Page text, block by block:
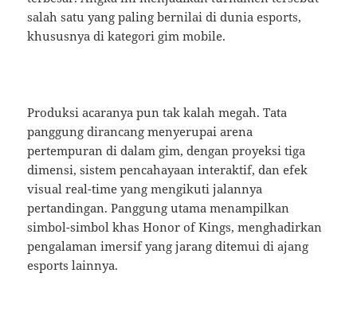
salah satu yang paling bernilai di dunia esports,
khususnya di kategori gim mobile.
Produksi acaranya pun tak kalah megah. Tata
panggung dirancang menyerupai arena
pertempuran di dalam gim, dengan proyeksi tiga
dimensi, sistem pencahayaan interaktif, dan efek
visual real-time yang mengikuti jalannya
pertandingan. Panggung utama menampilkan
simbol-simbol khas Honor of Kings, menghadirkan
pengalaman imersif yang jarang ditemui di ajang
esports lainnya.